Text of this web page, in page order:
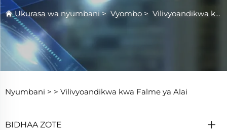
Ukurasa wa nyumbani>Vyombo > Vilivyoandikwa kwa Falme ya Alai
Nyumbani > > Vilivyoandikwa kwa Falme ya Alai
BIDHAA ZOTE